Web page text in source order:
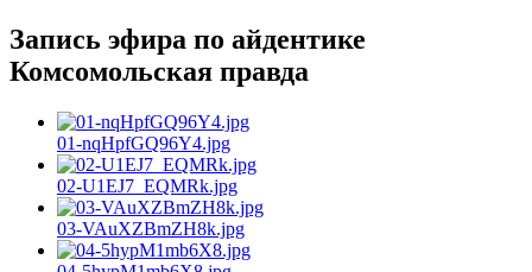
Запись эфира по айдентике
Комсомольская правда
01-nqHpfGQ96Y4.jpg
02-U1EJ7_EQMRk.jpg
03-VAuXZBmZH8k.jpg